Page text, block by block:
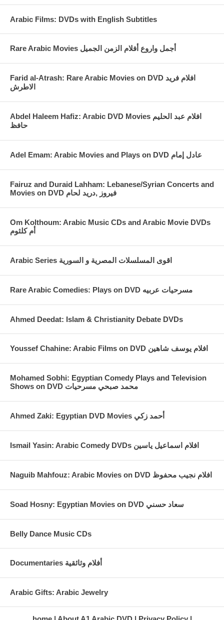
Arabic Films: DVDs with English Subtitles
Rare Arabic Movies أجمل واروع أفلام الزمن الجميل
Farid al-Atrash: Rare Arabic Movies on DVD افلام فريد
الاطرش
Abdel Haleem Hafiz: Arabic DVD Movies افلام عبد الحليم
حافظ
Fairuz and Duraid Lahham: Lebanese/Syrian Concerts and
Movies on DVD فيروز ,دريد لحام
Om Kolthoum: Arabic Music CDs and Arabic Movie DVDs
أم كلثوم
Arabic Series اقوى المسلسلات المصرية و السورية
Rare Arabic Comedies: Plays on DVD مسرحيات عربيه
Ahmed Deedat: Islam & Christianity Debate DVDs
Youssef Chahine: Arabic Films on DVD افلام يوسف شاهين
Mohamed Sobhi: Egyptian Comedy Plays and Television
Shows on DVD محمد صبحي مسرحيات
Ahmed Zaki: Egyptian DVD Movies أحمد زكي
Ismail Yasin: Arabic Comedy DVDs افلام اسماعيل ياسين
Naguib Mahfouz: Arabic Movies on DVD افلام نجيب محفوظ
Soad Hosny: Egyptian Movies on DVD سعاد حسني
Belly Dance Music CDs
Documentaries أفلام وثائقية
Arabic Gifts: Arabic Jewelry